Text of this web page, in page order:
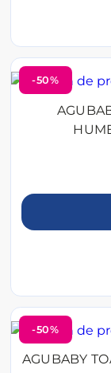
-50%
-50%
AGUBABY